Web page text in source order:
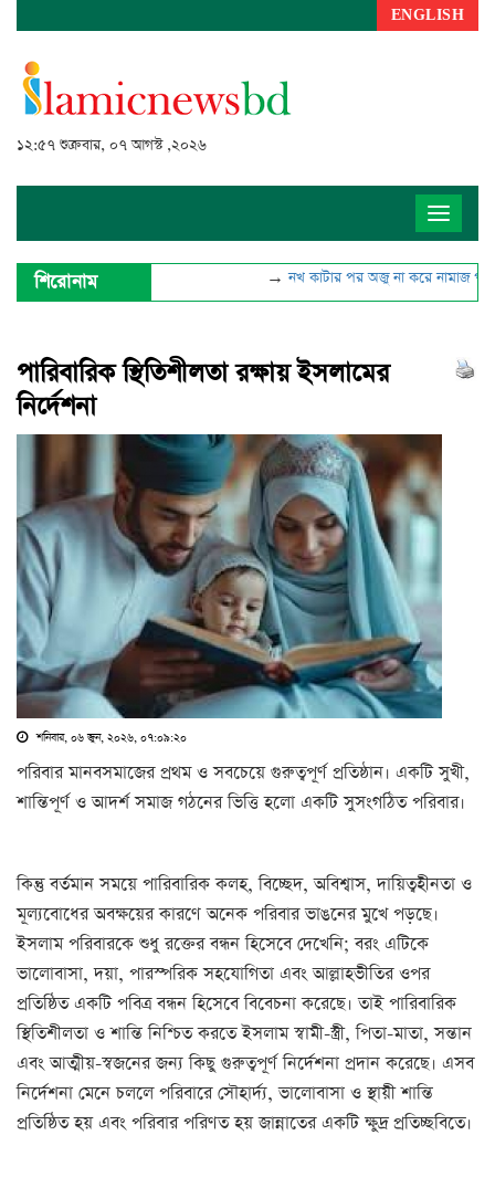
ENGLISH
১২:৫৭ শুক্রবার, ০৭ আগস্ট ,২০২৬
Toggle
শিরোনাম নখ কাটার পর অজু না করে নামাজ পড়া
পারিবারিক স্থিতিশীলতা রক্ষায় ইসলামের
নির্দেশনা
শনিবার, ০৬ জুন, ২০২৬, ০৭:০৯:২০
পরিবার মানবসমাজের প্রথম ও সবচেয়ে গুরুত্বপূর্ণ প্রতিষ্ঠান। একটি সুখী,
শান্তিপূর্ণ ও আদর্শ সমাজ গঠনের ভিত্তি হলো একটি সুসংগঠিত পরিবার।
কিন্তু বর্তমান সময়ে পারিবারিক কলহ, বিচ্ছেদ, অবিশ্বাস, দায়িত্বহীনতা ও
মূল্যবোধের অবক্ষয়ের কারণে অনেক পরিবার ভাঙনের মুখে পড়ছে।
ইসলাম পরিবারকে শুধু রক্তের বন্ধন হিসেবে দেখেনি; বরং এটিকে
ভালোবাসা, দয়া, পারস্পরিক সহযোগিতা এবং আল্লাহভীতির ওপর
প্রতিষ্ঠিত একটি পবিত্র বন্ধন হিসেবে বিবেচনা করেছে। তাই পারিবারিক
স্থিতিশীলতা ও শান্তি নিশ্চিত করতে ইসলাম স্বামী-স্ত্রী, পিতা-মাতা, সন্তান
এবং আত্মীয়-স্বজনের জন্য কিছু গুরুত্বপূর্ণ নির্দেশনা প্রদান করেছে। এসব
নির্দেশনা মেনে চললে পরিবারে সৌহার্দ্য, ভালোবাসা ও স্থায়ী শান্তি
প্রতিষ্ঠিত হয় এবং পরিবার পরিণত হয় জান্নাতের একটি ক্ষুদ্র প্রতিচ্ছবিতে।